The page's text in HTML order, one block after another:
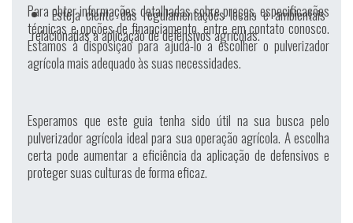
Esteja ciente das regulamentações locais e ambientais
relacionadas à aplicação de defensivos agrícolas.
Para obter informações detalhadas sobre preços, especificações
técnicas e opções de financiamento, entre em contato conosco.
Estamos à disposição para ajudá-lo a escolher o pulverizador
agrícola mais adequado às suas necessidades.
Esperamos que este guia tenha sido útil na sua busca pelo
pulverizador agrícola ideal para sua operação agrícola. A escolha
certa pode aumentar a eficiência da aplicação de defensivos e
proteger suas culturas de forma eficaz.